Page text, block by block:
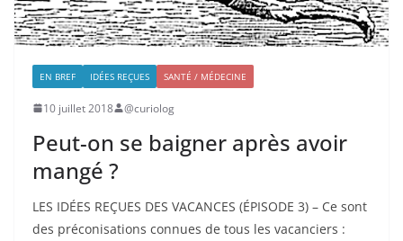
EN BREF IDÉES REÇUES SANTÉ / MÉDECINE
10 juillet 2018 @curiolog
Peut-on se baigner après avoir
mangé ?
LES IDÉES REÇUES DES VACANCES (ÉPISODE 3) – Ce sont
des préconisations connues de tous les vacanciers :